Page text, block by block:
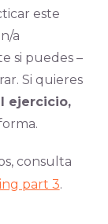
este
a
si puedes –
Si quieres
ejercicio,
consulta
part 3.